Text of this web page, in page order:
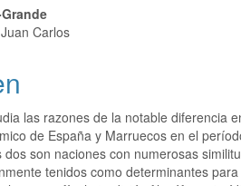
Carlos
las razones de la notable diferencia
de España y Marruecos en el
dos son naciones con numerosas
tenidos como determinantes